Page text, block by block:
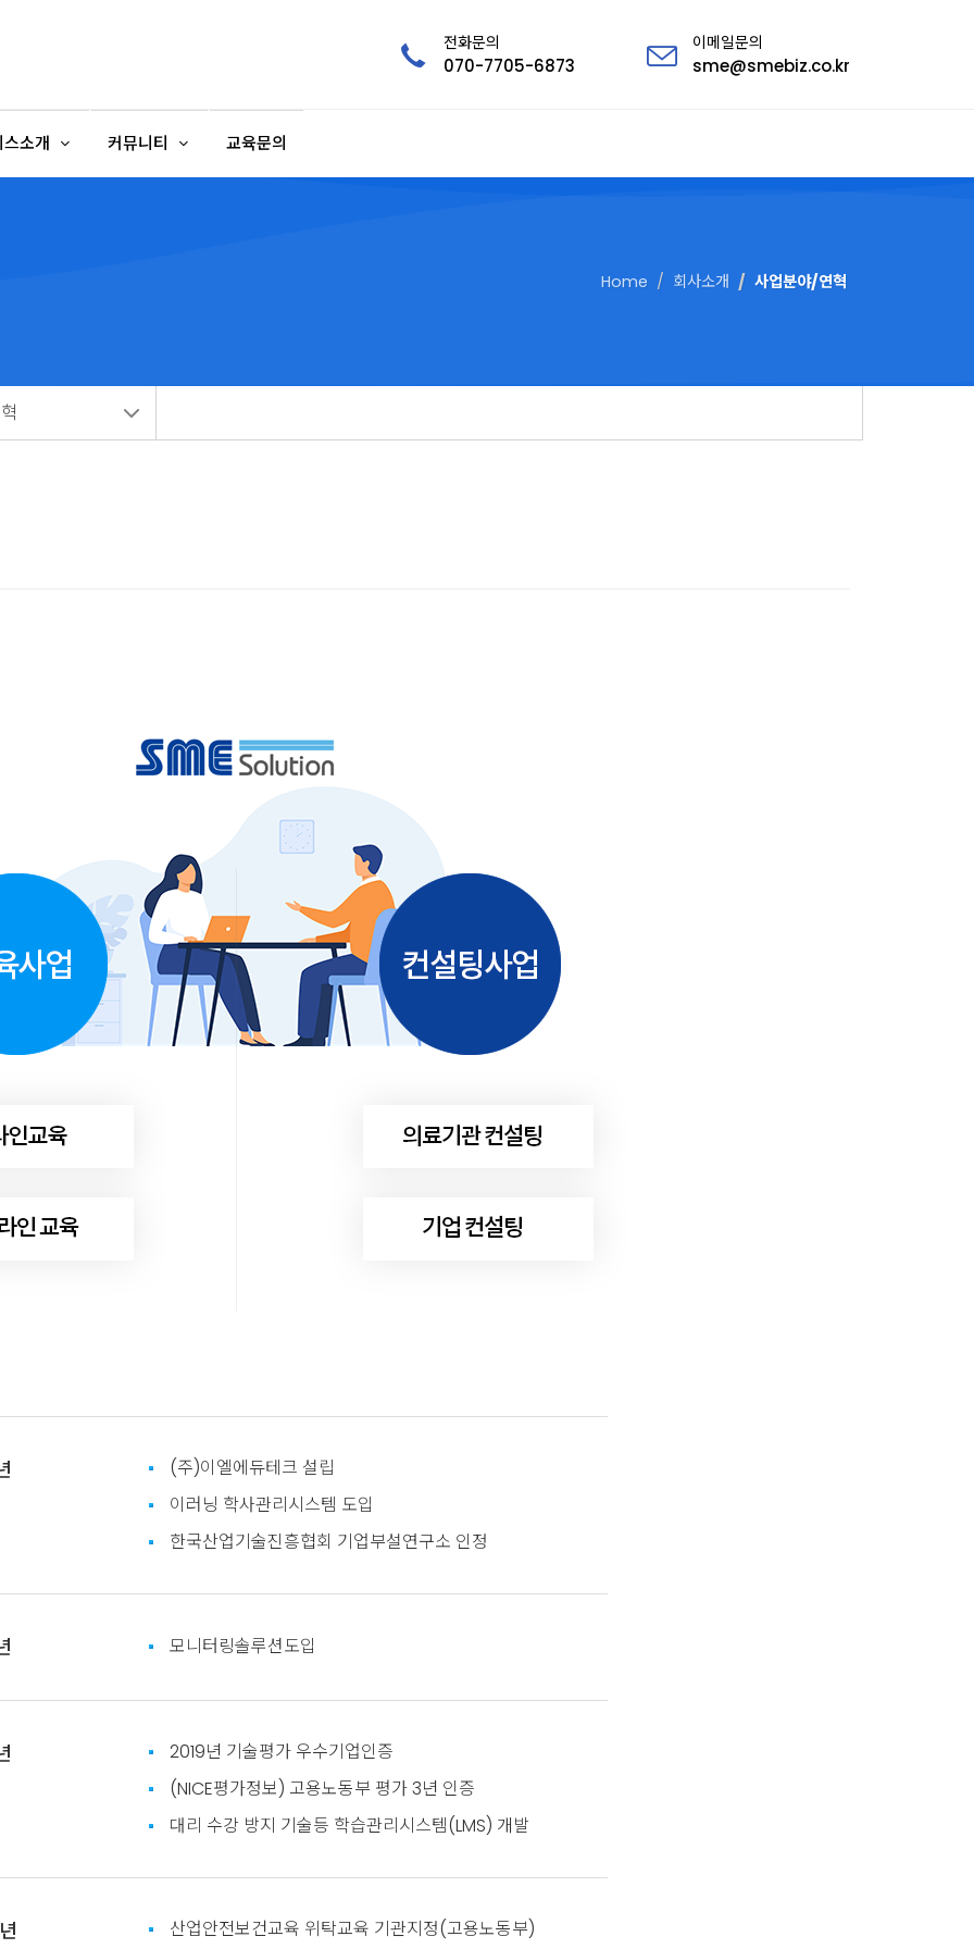
전화문의
070-7705-6873
이메일문의
sme@smebiz.co.kr
소개 커뮤니티 교육문의
Home 회사소개 사업분야/연혁
(주)이엘에듀테크 설립
이러닝 학사관리시스템 도입
한국산업기술진흥협회 기업부설연구소 인정
모니터링솔루션도입
2019년 기술평가 우수기업인증
(NICE평가정보) 고용노동부 평가 3년 인증
대리 수강 방지 기술등 학습관리시스템(LMS) 개발
산업안전보건교육 위탁교육 기관지정(고용노동부)